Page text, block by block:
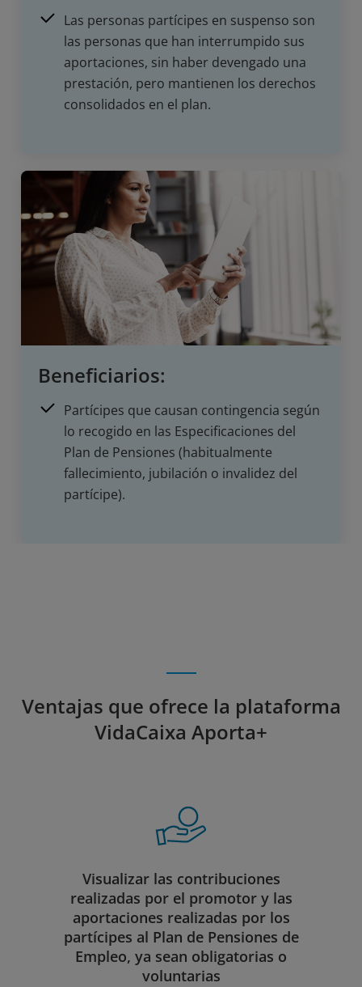
Las personas partícipes en suspenso son
las personas que han interrumpido sus
aportaciones, sin haber devengado una
prestación, pero mantienen los derechos
consolidados en el plan.
Beneficiarios:
Partícipes que causan contingencia según
lo recogido en las Especificaciones del
Plan de Pensiones (habitualmente
fallecimiento, jubilación o invalidez del
partícipe).
Ventajas que ofrece la plataforma
VidaCaixa Aporta+
Visualizar las contribuciones
realizadas por el promotor y las
aportaciones realizadas por los
partícipes al Plan de Pensiones de
Empleo, ya sean obligatorias o
voluntarias